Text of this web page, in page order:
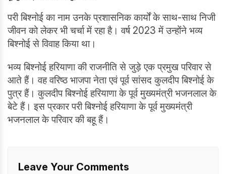
परी बिश्नोई का नाम उनके प्रशासनिक कार्यों के साथ-साथ निजी
जीवन को लेकर भी चर्चा में रहा है। वर्ष 2023 में उन्होंने भव्य
बिश्नोई से विवाह किया था।
भव्य बिश्नोई हरियाणा की राजनीति से जुड़े एक प्रमुख परिवार से
आते हैं। वह वरिष्ठ भाजपा नेता एवं पूर्व सांसद कुलदीप बिश्नोई के
पुत्र हैं। कुलदीप बिश्नोई हरियाणा के पूर्व मुख्यमंत्री भजनलाल के
बेटे हैं। इस प्रकार परी बिश्नोई हरियाणा के पूर्व मुख्यमंत्री
भजनलाल के परिवार की बहू हैं।
Leave Your Comments